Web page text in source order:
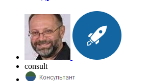
consult